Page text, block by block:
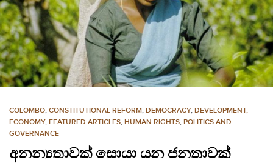
n
c
o
n
t
e
COLOMBO, CONSTITUTIONAL REFORM, DEMOCRACY, DEVELOPMENT,
ECONOMY, FEATURED ARTICLES, HUMAN RIGHTS, POLITICS AND
GOVERNANCE
අනන්‍යතාවක් සොයා යන ජනතාවක්